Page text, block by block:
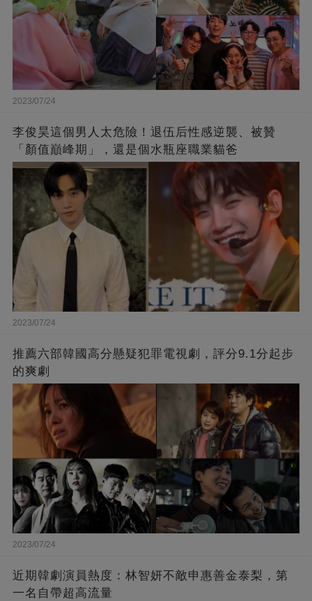
2023/07/24
李俊昊這個男人太危險！退伍后性感逆襲、被贊
「顏值巔峰期」，還是個水瓶座職業貓爸
2023/07/24
推薦六部韓國高分懸疑犯罪電視劇，評分9.1分起步
的爽劇
2023/07/24
近期韓劇演員熱度：林智妍不敵申惠善金泰梨，第
一名自帶超高流量